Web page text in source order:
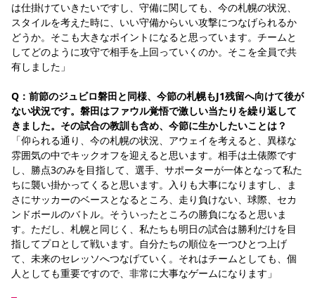
は仕掛けていきたいですし、守備に関しても、今の札幌の状況、
スタイルを考えた時に、いい守備からいい攻撃につなげられるか
どうか。そこも大きなポイントになると思っています。チームと
してどのように攻守で相手を上回っていくのか。そこを全員で共
有しました」
Q：前節のジュビロ磐田と同様、今節の札幌もJ1残留へ向けて後が
ない状況です。磐田はファウル覚悟で激しい当たりを繰り返して
きました。その試合の教訓も含め、今節に生かしたいことは？
「仰られる通り、今の札幌の状況、アウェイを考えると、異様な
雰囲気の中でキックオフを迎えると思います。相手は土俵際です
し、勝点3のみを目指して、選手、サポーターが一体となって私た
ちに襲い掛かってくると思います。入りも大事になりますし、ま
さにサッカーのベースとなるところ、走り負けない、球際、セカ
ンドボールのバトル。そういったところの勝負になると思いま
す。ただし、札幌と同じく、私たちも明日の試合は勝利だけを目
指してプロとして戦います。自分たちの順位を一つひとつ上げ
て、未来のセレッソへつなげていく。それはチームとしても、個
人としても重要ですので、非常に大事なゲームになります」